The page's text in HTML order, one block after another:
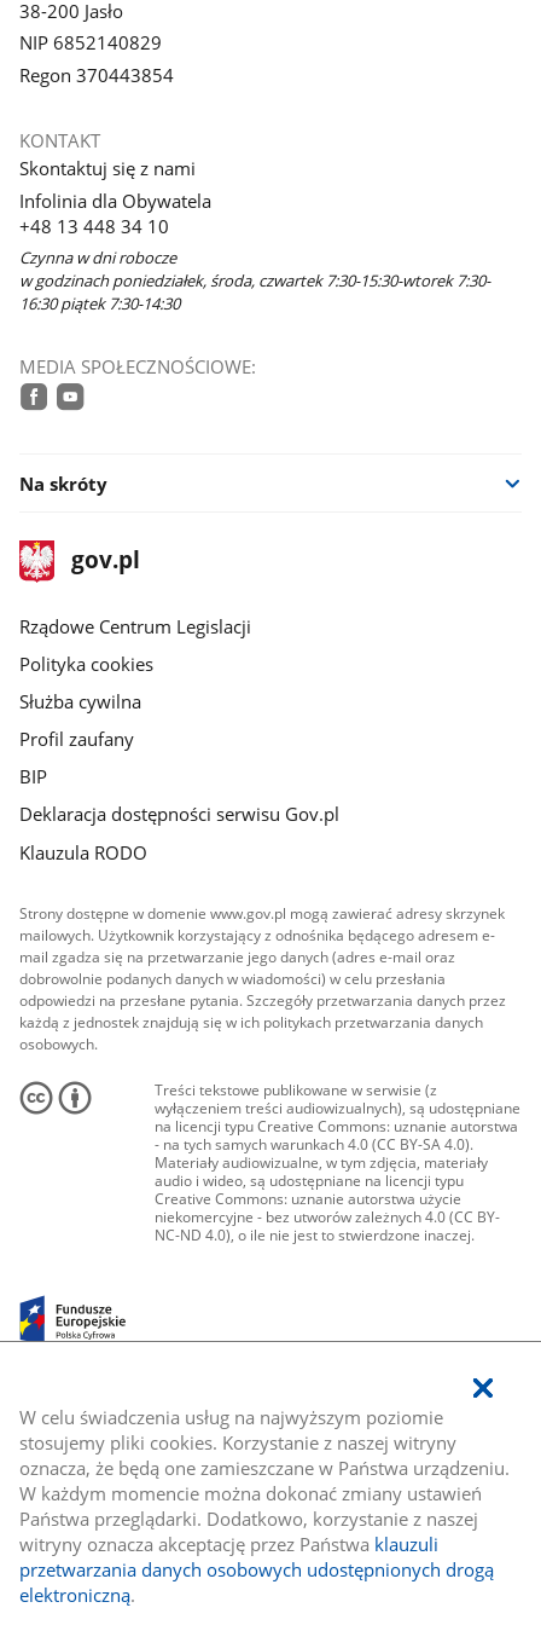
W celu świadczenia usług na najwyższym poziomie
stosujemy pliki cookies. Korzystanie z naszej witryny
oznacza, że będą one zamieszczane w Państwa urządzeniu.
W każdym momencie można dokonać zmiany ustawień
Państwa przeglądarki. Dodatkowo, korzystanie z naszej
witryny oznacza akceptację przez Państwa klauzuli
przetwarzania danych osobowych udostępnionych drogą
elektroniczną.
38-200 Jasło
NIP 6852140829
Regon 370443854
KONTAKT
Skontaktuj się z nami
Infolinia dla Obywatela
+48 13 448 34 10
Czynna w dni robocze
w godzinach poniedziałek, środa, czwartek 7:30-15:30-wtorek 7:30-
16:30 piątek 7:30-14:30
MEDIA SPOŁECZNOŚCIOWE:
Na skróty
stopka
gov.plStrona
gov.pl
Rządowe Centrum Legislacji
Polityka cookies
Służba cywilna
Profil zaufany
BIP
Deklaracja dostępności serwisu Gov.pl
Klauzula RODO
Strony dostępne w domenie www.gov.pl mogą zawierać adresy skrzynek
mailowych. Użytkownik korzystający z odnośnika będącego adresem e-
mail zgadza się na przetwarzanie jego danych (adres e-mail oraz
dobrowolnie podanych danych w wiadomości) w celu przesłania
odpowiedzi na przesłane pytania. Szczegóły przetwarzania danych przez
każdą z jednostek znajdują się w ich politykach przetwarzania danych
osobowych.
Treści tekstowe publikowane w serwisie (z
wyłączeniem treści audiowizualnych), są udostępniane
na licencji typu Creative Commons: uznanie autorstwa
- na tych samych warunkach 4.0 (CC BY-SA 4.0).
Materiały audiowizualne, w tym zdjęcia, materiały
audio i wideo, są udostępniane na licencji typu
Creative Commons: uznanie autorstwa użycie
niekomercyjne - bez utworów zależnych 4.0 (CC BY-
NC-ND 4.0), o ile nie jest to stwierdzone inaczej.